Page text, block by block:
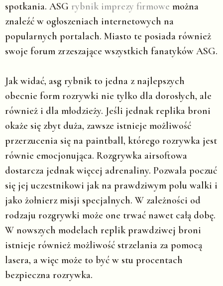
spotkania. ASG rybnik imprezy firmowe można
znaleźć w ogłoszeniach internetowych na
popularnych portalach. Miasto te posiada również
swoje forum zrzeszające wszystkich fanatyków ASG.
Jak widać, asg rybnik to jedna z najlepszych
obecnie form rozrywki nie tylko dla dorosłych, ale
również i dla młodzieży. Jeśli jednak replika broni
okaże się zbyt duża, zawsze istnieje możliwość
przerzucenia się na paintball, którego rozrywka jest
równie emocjonująca. Rozgrywka airsoftowa
dostarcza jednak więcej adrenaliny. Pozwala poczuć
się jej uczestnikowi jak na prawdziwym polu walki i
jako żołnierz misji specjalnych. W zależności od
rodzaju rozgrywki może one trwać nawet całą dobę.
W nowszych modelach replik prawdziwej broni
istnieje również możliwość strzelania za pomocą
lasera, a więc może to być w stu procentach
bezpieczna rozrywka.